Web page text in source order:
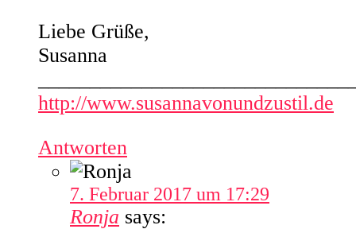
Liebe Grüße,
Susanna
http://www.susannavonundzustil.de
Antworten
7. Februar 2017 um 17:29
Ronja says: